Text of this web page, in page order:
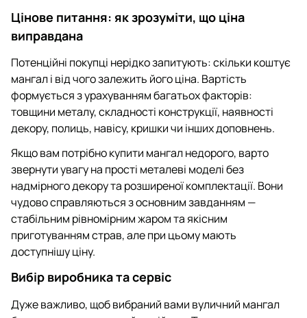
Цінове питання: як зрозуміти, що ціна
виправдана
Потенційні покупці нерідко запитують: скільки коштує
мангал і від чого залежить його ціна. Вартість
формується з урахуванням багатьох факторів:
товщини металу, складності конструкції, наявності
декору, полиць, навісу, кришки чи інших доповнень.
Якщо вам потрібно купити мангал недорого, варто
звернути увагу на прості металеві моделі без
надмірного декору та розширеної комплектації. Вони
чудово справляються з основним завданням —
стабільним рівномірним жаром та якісним
приготуванням страв, але при цьому мають
доступнішу ціну.
Вибір виробника та сервіс
Дуже важливо, щоб вибраний вами вуличний мангал